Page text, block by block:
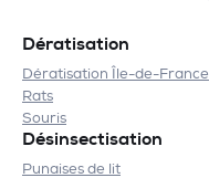
Dératisation
Dératisation Île-de-France
Rats
Souris
Désinsectisation
Punaises de lit